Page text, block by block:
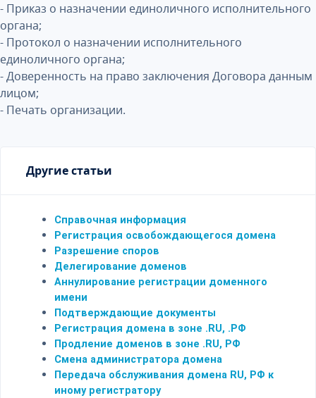
- Приказ о назначении единоличного исполнительного
органа;
- Протокол о назначении исполнительного
единоличного органа;
- Доверенность на право заключения Договора данным
лицом;
- Печать организации.
Другие статьи
Справочная информация
Регистрация освобождающегося домена
Разрешение споров
Делегирование доменов
Аннулирование регистрации доменного
имени
Подтверждающие документы
Регистрация домена в зоне .RU, .РФ
Продление доменов в зоне .RU, РФ
Смена администратора домена
Передача обслуживания домена RU, РФ к
иному регистратору